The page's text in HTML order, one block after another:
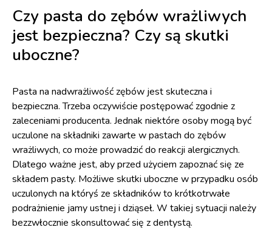
Czy pasta do zębów wrażliwych
jest bezpieczna? Czy są skutki
uboczne?
Pasta na nadwrażliwość zębów jest skuteczna i
bezpieczna. Trzeba oczywiście postępować zgodnie z
zaleceniami producenta. Jednak niektóre osoby mogą być
uczulone na składniki zawarte w pastach do zębów
wrażliwych, co może prowadzić do reakcji alergicznych.
Dlatego ważne jest, aby przed użyciem zapoznać się ze
składem pasty. Możliwe skutki uboczne w przypadku osób
uczulonych na któryś ze składników to krótkotrwałe
podrażnienie jamy ustnej i dziąseł. W takiej sytuacji należy
bezzwłocznie skonsultować się z dentystą.